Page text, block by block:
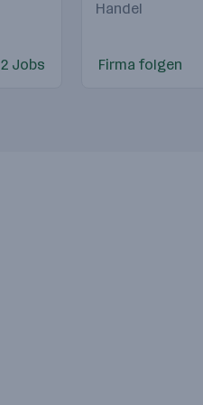
2 Jobs
Handel
Firma folgen